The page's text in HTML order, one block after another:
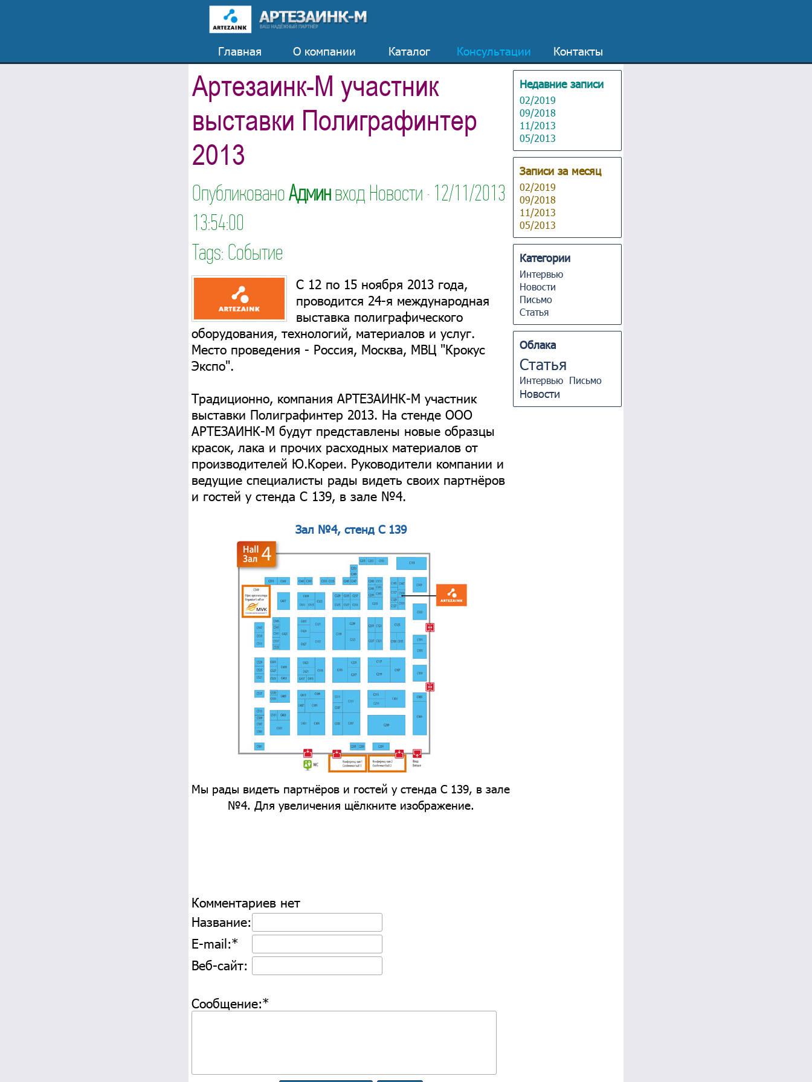
Главная О компании Каталог Консультации Контакты
Артезаинк-М участник
выставки Полиграфинтер
2013
ОпубликованоАдминвход Новости · 12/11/2013
13:54:00
Tags: Событие
С 12 по 15 ноября 2013 года,
проводится 24-я международная
выставка полиграфического
оборудования, технологий, материалов и услуг.
Место проведения - Россия, Москва, МВЦ "Крокус
Экспо".
Традиционно, компания АРТЕЗАИНК-М участник
выставки Полиграфинтер 2013. На стенде ООО
АРТЕЗАИНК-М будут представлены новые образцы
красок, лака и прочих расходных материалов от
производителей Ю.Кореи. Руководители компании и
ведущие специалисты рады видеть своих партнёров
и гостей у стенда С 139, в зале №4.
Зал №4, стенд С 139
Мы рады видеть партнёров и гостей у стенда С 139, в зале
№4. Для увеличения щёлкните изображение.
Комментариев нет
Название:*
E-mail:*
Веб-сайт:
Сообщение:*
Недавние записи
02/2019
09/2018
11/2013
05/2013
Записи за месяц
02/2019
09/2018
11/2013
05/2013
Категории
Интервью
Новости
Письмо
Статья
Облака
Статья
Интервью Письмо
Новости